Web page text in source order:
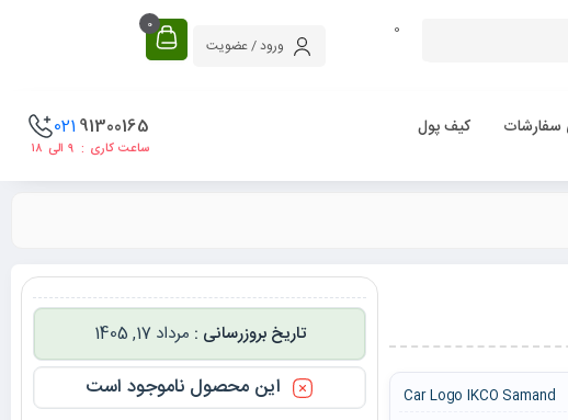
0
ورود / عضویت
0
سفارشات کیف پول 91300165
021
ساعت کاری : ۹ الی ۱۸
Car Logo IKCO Samand
مرداد 17, 1405
این محصول ناموجود است